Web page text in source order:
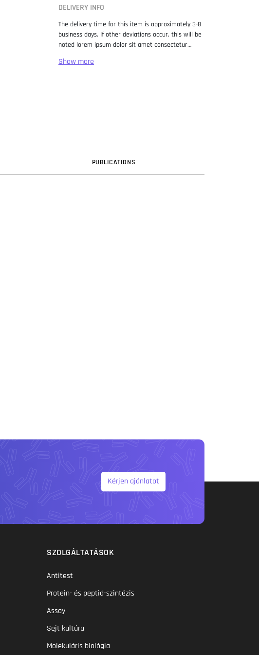
DELIVERY INFO
The delivery time for this item is approximately 3-8
business days. If other deviations occur, this will be
noted lorem ipsum dolor sit amet consectetur
standard dummy text ever since the 1500s, when
PUBLICATIONS
Kérjen ajánlatot
SZOLGÁLTATÁSOK
Antitest
Protein- és peptid-szintézis
Assay
Sejt kultúra
Molekuláris biológia